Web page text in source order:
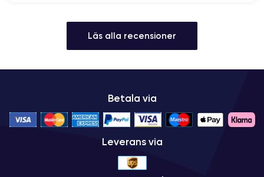
Läs alla recensioner
Betala via
Leverans via